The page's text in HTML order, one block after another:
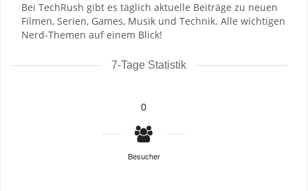
Bei TechRush gibt es täglich aktuelle Beiträge zu neuen
Filmen, Serien, Games, Musik und Technik. Alle wichtigen
Nerd-Themen auf einem Blick!
7-Tage Statistik
0
Besucher